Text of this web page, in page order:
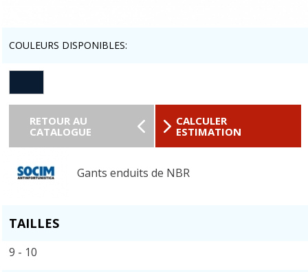
COULEURS DISPONIBLES:
RETOUR AU
CATALOGUE
CALCULER
ESTIMATION
Gants enduits de NBR
TAILLES
9 - 10